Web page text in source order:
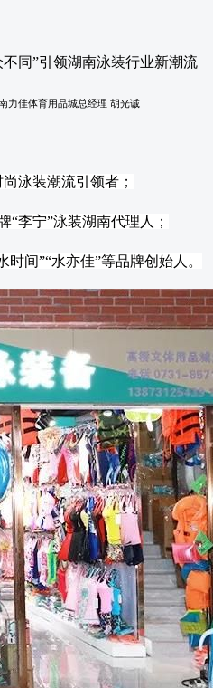
同”引领湖南泳装行业新潮流
佳体育用品城总经理 胡光诚
泳装潮流引领者；
“李宁”泳装湖南代理人；
时间”“水亦佳”等品牌创始人。